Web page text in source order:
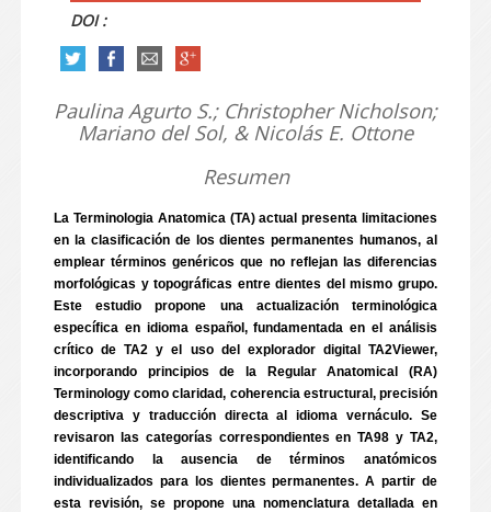
DOI :
Paulina Agurto S.; Christopher Nicholson;
Mariano del Sol, & Nicolás E. Ottone
Resumen
La Terminologia Anatomica (TA) actual presenta limitaciones
en la clasificación de los dientes permanentes humanos, al
emplear términos genéricos que no reflejan las diferencias
morfológicas y topográficas entre dientes del mismo grupo.
Este estudio propone una actualización terminológica
específica en idioma español, fundamentada en el análisis
crítico de TA2 y el uso del explorador digital TA2Viewer,
incorporando principios de la Regular Anatomical (RA)
Terminology como claridad, coherencia estructural, precisión
descriptiva y traducción directa al idioma vernáculo. Se
revisaron las categorías correspondientes en TA98 y TA2,
identificando la ausencia de términos anatómicos
individualizados para los dientes permanentes. A partir de
esta revisión, se propone una nomenclatura detallada en